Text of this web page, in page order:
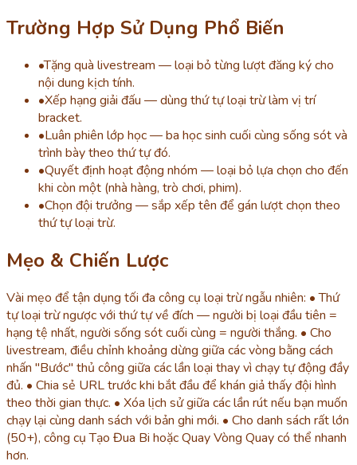
Trường Hợp Sử Dụng Phổ Biến
•Tặng quà livestream — loại bỏ từng lượt đăng ký cho
nội dung kịch tính.
•Xếp hạng giải đấu — dùng thứ tự loại trừ làm vị trí
bracket.
•Luân phiên lớp học — ba học sinh cuối cùng sống sót và
trình bày theo thứ tự đó.
•Quyết định hoạt động nhóm — loại bỏ lựa chọn cho đến
khi còn một (nhà hàng, trò chơi, phim).
•Chọn đội trưởng — sắp xếp tên để gán lượt chọn theo
thứ tự loại trừ.
Mẹo & Chiến Lược
Vài mẹo để tận dụng tối đa công cụ loại trừ ngẫu nhiên: • Thứ
tự loại trừ ngược với thứ tự về đích — người bị loại đầu tiên =
hạng tệ nhất, người sống sót cuối cùng = người thắng. • Cho
livestream, điều chỉnh khoảng dừng giữa các vòng bằng cách
nhấn "Bước" thủ công giữa các lần loại thay vì chạy tự động đầy
đủ. • Chia sẻ URL trước khi bắt đầu để khán giả thấy đội hình
theo thời gian thực. • Xóa lịch sử giữa các lần rút nếu bạn muốn
chạy lại cùng danh sách với bản ghi mới. • Cho danh sách rất lớn
(50+), công cụ Tạo Đua Bi hoặc Quay Vòng Quay có thể nhanh
hơn.